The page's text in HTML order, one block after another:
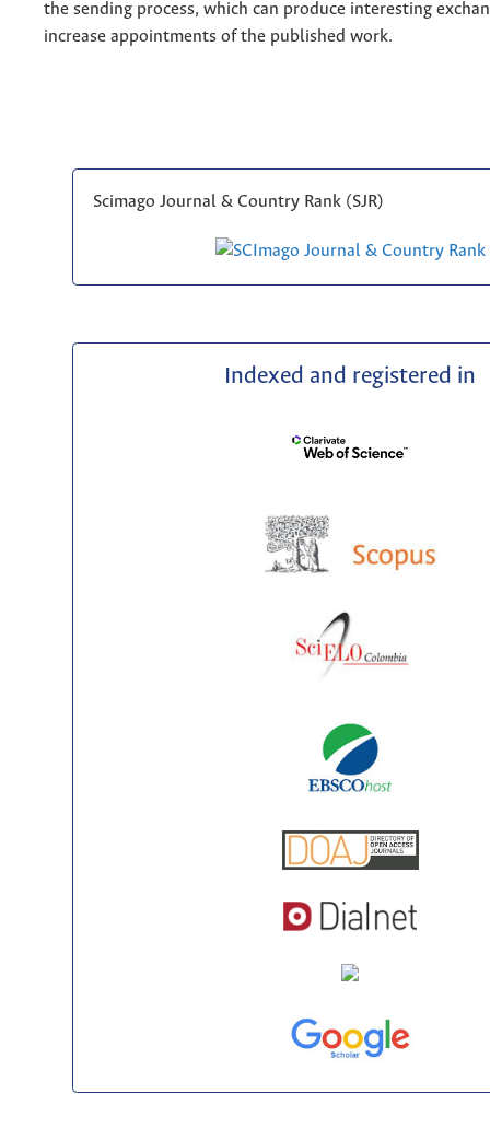
the sending process, which can produce interesting
increase appointments of the published work.
Scimago Journal & Country Rank (SJR)
Indexed and registered in